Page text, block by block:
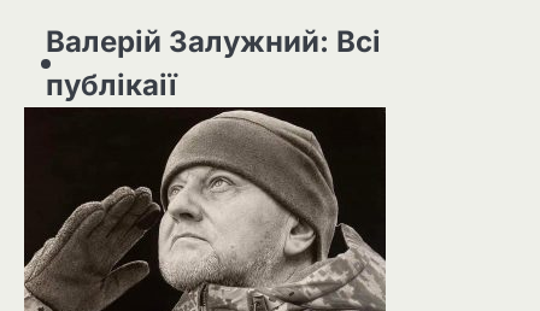
Валерій Залужний: Всі
публікаії